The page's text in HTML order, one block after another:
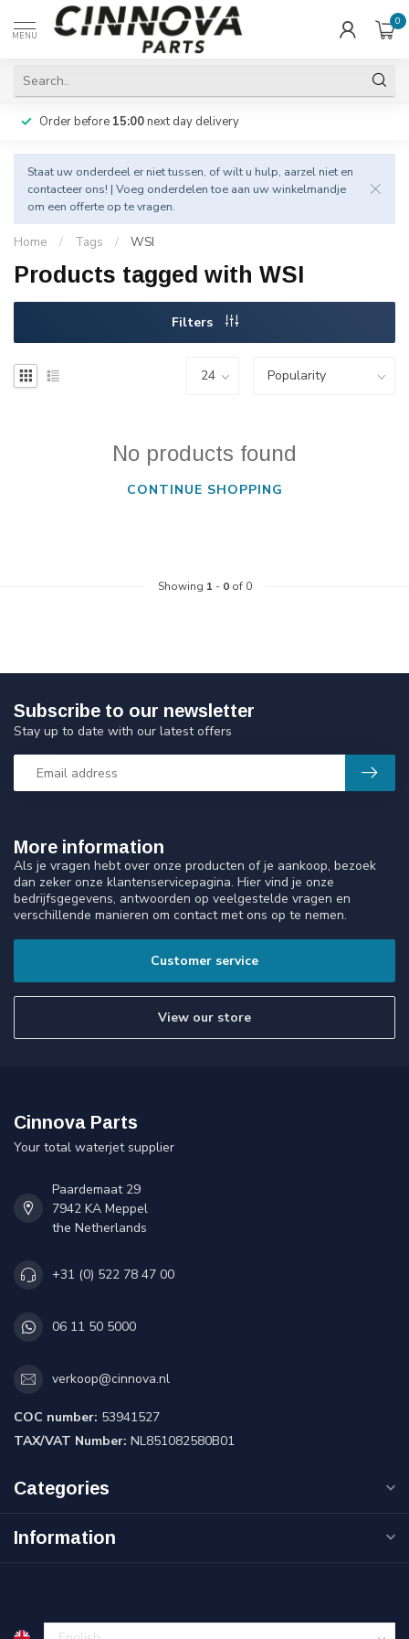
MENU
0
Order before 15:00next day delivery
Staat uw onderdeel er niet tussen, of wilt u hulp, aarzel niet en
contacteer ons! | Voeg onderdelen toe aan uw winkelmandje
om een offerte op te vragen.
Home / Tags / WSI
Products tagged with WSI
Filters
No products found
CONTINUE SHOPPING
Showing 1 - 0of 0
More information
Als je vragen hebt over onze producten of je aankoop, bezoek
dan zeker onze klantenservicepagina. Hier vind je onze
bedrijfsgegevens, antwoorden op veelgestelde vragen en
verschillende manieren om contact met ons op te nemen.
Customer service
View our store
Subscribe to our newsletter
Stay up to date with our latest offers
Cinnova Parts
Your total waterjet supplier
Paardemaat 29
7942 KA Meppel
the Netherlands
+31 (0) 522 78 47 00
06 11 50 5000
verkoop@cinnova.nl
COC number: 53941527
TAX/VAT Number: NL851082580B01
Categories
Information